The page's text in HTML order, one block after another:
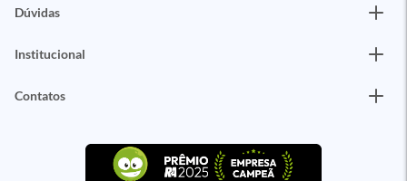
Dúvidas
Institucional
Contatos